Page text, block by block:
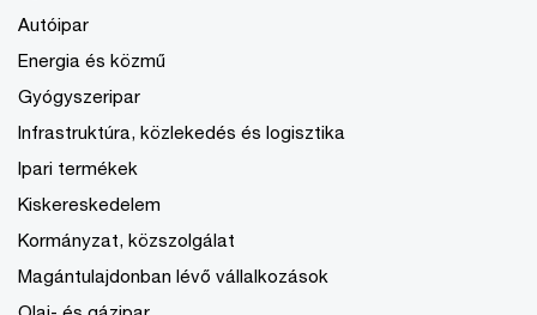
Autóipar
Energia és közmű
Gyógyszeripar
Infrastruktúra, közlekedés és logisztika
Ipari termékek
Kiskereskedelem
Kormányzat, közszolgálat
Magántulajdonban lévő vállalkozások